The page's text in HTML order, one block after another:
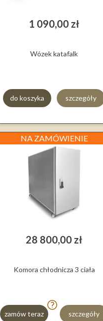
1 090,00 zł
Wózek katafalk
do koszyka szczegóły
NA ZAMÓWIENIE
28 800,00 zł
Komora chłodnicza 3 ciała
zamów teraz szczegóły